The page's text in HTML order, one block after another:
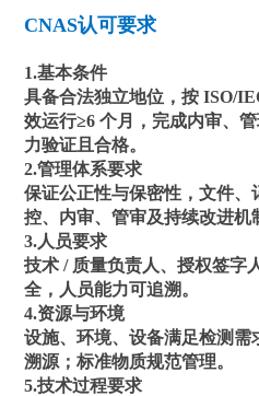
CNAS认可要求
1.基本条件
具备合法独立地位，按 ISO/
效运行≥6 个月，完成内审、
力验证且合格。
2.管理体系要求
保证公正性与保密性，文件
控、内审、管审及持续改进机
3.人员要求
技术 / 质量负责人、授权签字
全，人员能力可追溯。
4.资源与环境
设施、环境、设备满足检测
溯源；标准物质规范管理。
5.技术过程要求